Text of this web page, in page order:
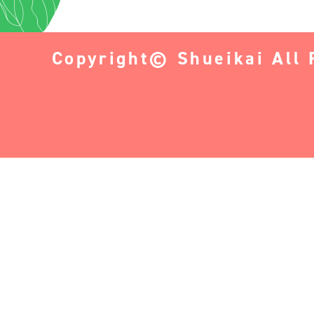
Copyright© Shueikai All